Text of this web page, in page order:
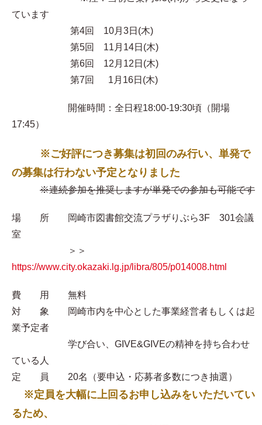
ています
第4回 10月3日(木)
第5回 11月14日(木)
第6回 12月12日(木)
第7回 1月16日(木)
開催時間：全日程18:00-19:30頃（開場
17:45）
※ご好評につき募集は初回のみ行い、単発で
の募集は行わない予定となりました
※連続参加を推奨しますが単発での参加も可能です
場 所 岡崎市図書館交流プラザりぶら3F 301会議
室
＞＞
https://www.city.okazaki.lg.jp/libra/805/p014008.html
費 用 無料
対 象 岡崎市内を中心とした事業経営者もしくは起
業予定者
学び合い、GIVE&GIVEの精神を持ち合わせ
ている人
定 員 20名（要申込・応募者多数につき抽選）
※定員を大幅に上回るお申し込みをいただいてい
るため、